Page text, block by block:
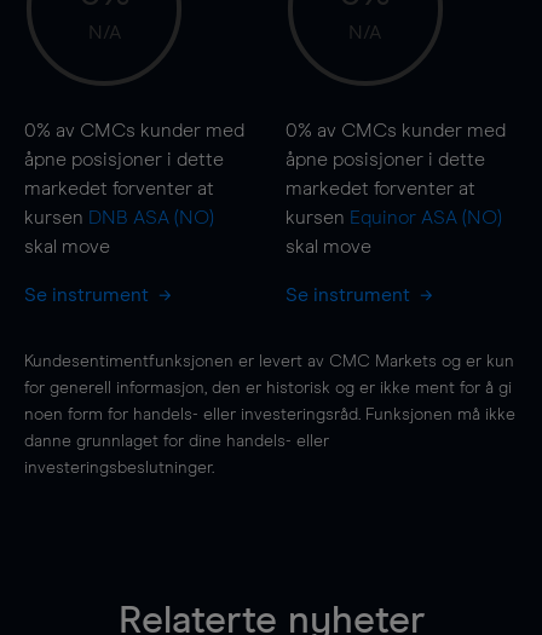
N/A
0% av CMCs kunder med
åpne posisjoner i dette
markedet forventer at
kursen DNB ASA (NO)
skal move
Se instrument
N/A
0% av CMCs kunder med
åpne posisjoner i dette
markedet forventer at
kursen Equinor ASA (NO)
skal move
Se instrument
Kundesentimentfunksjonen er levert av CMC Markets og er kun
for generell informasjon, den er historisk og er ikke ment for å gi
noen form for handels- eller investeringsråd. Funksjonen må ikke
danne grunnlaget for dine handels- eller
investeringsbeslutninger.
Relaterte nyheter